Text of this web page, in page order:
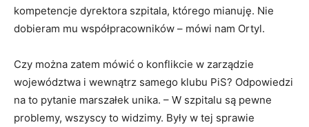
kompetencje dyrektora szpitala, którego mianuję. Nie
dobieram mu współpracowników – mówi nam Ortyl.
Czy można zatem mówić o konflikcie w zarządzie
województwa i wewnątrz samego klubu PiS? Odpowiedzi
na to pytanie marszałek unika. – W szpitalu są pewne
problemy, wszyscy to widzimy. Były w tej sprawie